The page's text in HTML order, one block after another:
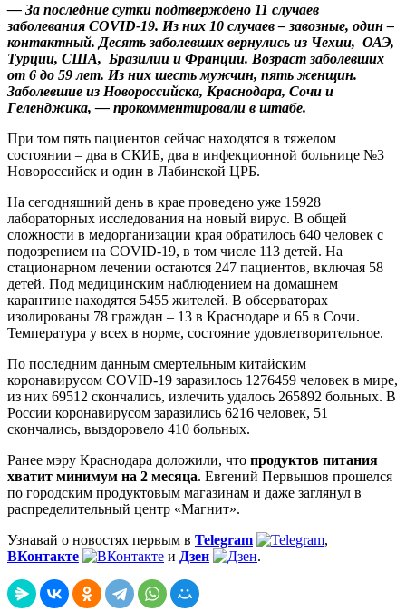
— За последние сутки подтверждено 11 случаев
заболевания COVID-19. Из них 10 случаев – завозные, один –
контактный. Десять заболевших вернулись из Чехии, ОАЭ,
Турции, США, Бразилии и Франции. Возраст заболевших
от 6 до 59 лет. Из них шесть мужчин, пять женщин.
Заболевшие из Новороссийска, Краснодара, Сочи и
Геленджика, — прокомментировали в штабе.
При том пять пациентов сейчас находятся в тяжелом
состоянии – два в СКИБ, два в инфекционной больнице №3
Новороссийск и один в Лабинской ЦРБ.
На сегодняшний день в крае проведено уже 15928
лабораторных исследования на новый вирус. В общей
сложности в медорганизации края обратилось 640 человек с
подозрением на COVID-19, в том числе 113 детей. На
стационарном лечении остаются 247 пациентов, включая 58
детей. Под медицинским наблюдением на домашнем
карантине находятся 5455 жителей. В обсерваторах
изолированы 78 граждан – 13 в Краснодаре и 65 в Сочи.
Температура у всех в норме, состояние удовлетворительное.
По последним данным смертельным китайским
коронавирусом COVID-19 заразилось 1276459 человек в мире,
из них 69512 скончались, излечить удалось 265892 больных. В
России коронавирусом заразились 6216 человек, 51
скончались, выздоровело 410 больных.
Ранее мэру Краснодара доложили, что продуктов питания
хватит минимум на 2 месяца. Евгений Первышов прошелся
по городским продуктовым магазинам и даже заглянул в
распределительный центр «Магнит».
Узнавай о новостях первым в Telegram
,
ВКонтакте
и Дзен .